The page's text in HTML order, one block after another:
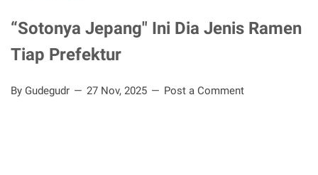
“Sotonya Jepang" Ini Dia Jenis Ramen
Tiap Prefektur
By Gudegudr 27 Nov, 2025 Post a Comment